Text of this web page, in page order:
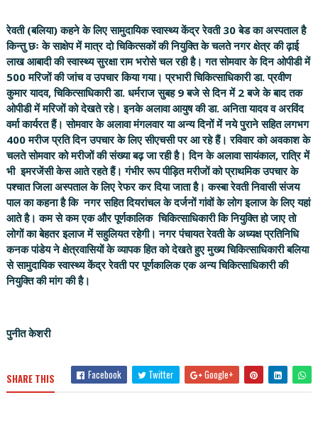
रेवती (बलिया) कहने के लिए सामुदायिक स्वास्थ्य केंद्र रेवती 30 बेड का अस्पताल है
किन्तु छः के साक्षेप में मात्र दो चिकित्सकों की नियुक्ति के चलते नगर क्षेत्र की ढ़ाई
लाख आबादी की स्वास्थ्य सुरक्षा राम भरोसे चल रही है। गत सोमवार के दिन ओपीडी में
500 मरिजों की जांच व उपचार किया गया। प्रभारी चिकित्साधिकारी डा. प्रवीण
कुमार यादव, चिकित्साधिकारी डा. धर्मराज सुबह 9 बजे से दिन में 2 बजे के बाद तक
ओपीडी में मरिजों को देखते रहे। इनके अलावा आयुष की डा. अनिता यादव व अरविंद
वर्मा कार्यरत हैं। सोमवार के अलावा मंगलवार या अन्य दिनों में नये पुराने सहित लगभग
400 मरीज प्रति दिन उपचार के लिए सीएचसी पर आ रहे हैं। रविवार को अवकाश के
चलते सोमवार को मरीजों की संख्या बढ़ जा रही है। दिन के अलावा सायंकाल, रात्रि में
भी इमरजेंसी केस आते रहते हैं। गंभीर रूप पीड़ित मरीजों को प्राथमिक उपचार के
पश्चात जिला अस्पताल के लिए रेफर कर दिया जाता है। कस्बा रेवती निवासी संजय
पाल का कहना है कि नगर सहित दियरांचल के दर्जनों गांवों के लोग इलाज के लिए यहां
आते है। कम से कम एक और पूर्णकालिक चिकित्साधिकारी कि नियुक्ति हो जाए तो
लोगों का बेहतर इलाज में सहुलियत रहेगी। नगर पंचायत रेवती के अध्यक्ष प्रतिनिधि
कनक पांडेय ने क्षेत्रवासियों के व्यापक हित को देखते हुए मुख्य चिकित्साधिकारी बलिया
से सामुदायिक स्वास्थ्य केंद्र रेवती पर पूर्णकालिक एक अन्य चिकित्साधिकारी की
नियुक्ति की मांग की है।
पुनीत केशरी
SHARE THIS Facebook Twitter Google+